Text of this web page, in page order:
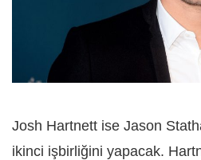
Josh Hartnett ise Jason
ikinci işbirliğini yapacak.